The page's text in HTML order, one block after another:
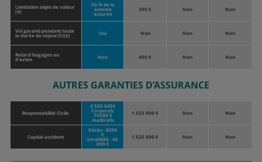
Limitation objet de valeur
(4)
50 % de la
somme
assurée
300 € Non Non
Vol garanti pendant toute
la durée du séjour(5)(6) Oui Non Non Non
Retard bagages ou
d’avion Non 400 € Non Non
AUTRES GARANTIES D’ASSURANCE
Responsabilité Civile
4 500 000€
Corporels
75000 €
matériels
1 525 000 € Non Non
Capital accident
Décès : 8000
€
Invalidité : 40
000 €
1 525 000 € Non Non